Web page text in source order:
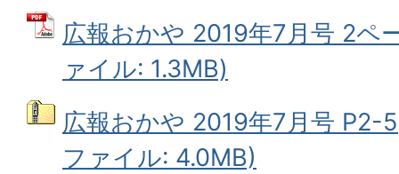
広報おかや 2019年7月号 2ペ
ァイル: 1.3MB)
広報おかや 2019年7月号 P2-
ファイル: 4.0MB)